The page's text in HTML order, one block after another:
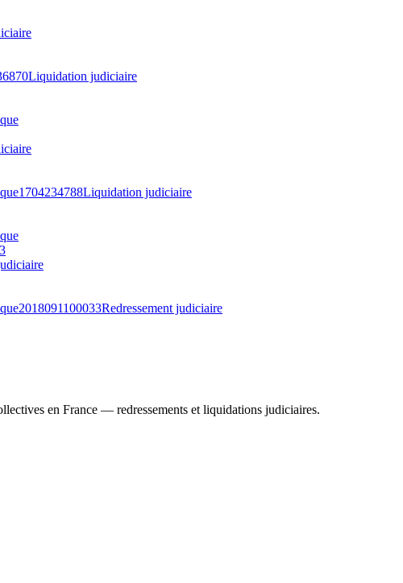
Liquidation judiciaire
1704234788Liquidation judiciaire
2018091100033Redressement judiciaire
en France — redressements et liquidations judiciaires.